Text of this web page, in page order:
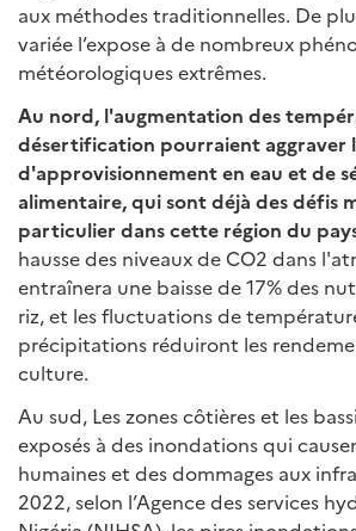
aux méthodes traditionnelles. De
variée l’expose à de nombreux
météorologiques extrêmes.
Au nord, l'augmentation des
désertification pourraient aggraver
d'approvisionnement en eau et de
alimentaire, qui sont déjà des défis
particulier dans cette région du
hausse des niveaux de CO2 dans
entraînera une baisse de 17% des
riz, et les fluctuations de
précipitations réduiront les
culture.
Au sud, Les zones côtières et les
exposés à des inondations qui
humaines et des dommages aux
2022, selon l’Agence des services